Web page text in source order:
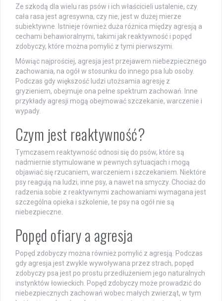
Ze szkodą dla wielu ras psów i ich właścicieli ustalenie, czy
cała rasa jest agresywna, czy nie, jest w dużej mierze
subiektywne. Istnieje również duża różnica między agresją a
cechami behawioralnymi, takimi jak reaktywność i popęd
zdobyczy, które można pomylić z tymi pierwszymi.
Mówiąc najprościej, agresja jest przejawem niebezpiecznego
zachowania, na ogół w stosunku do innego psa lub osoby.
Podczas gdy większość ludzi utożsamia agresję z
gryzieniem, obejmuje ona pełne spektrum zachowań. Inne
przykłady agresji mogą obejmować szczekanie, warczenie i
wypady.
Czym jest reaktywność?
Tymczasem reaktywność odnosi się do psów, które są
nadmiernie stymulowane w pewnych sytuacjach i mogą
objawiać się rzucaniem, warczeniem i szczekaniem. Niektóre
psy reagują na ludzi, inne psy, a nawet na smyczy. Chociaż do
radzenia sobie z reaktywnymi zachowaniami wymagana jest
szczególna opieka i szkolenie, te psy na ogół nie są
niebezpieczne.
Popęd ofiary a agresja
Popęd zdobyczy można również pomylić z agresją. Podczas
gdy agresja jest zwykle wywoływana przez strach, popęd
zdobyczy psa jest po prostu przedłużeniem jego naturalnych
instynktów łowieckich. Popęd zdobyczy może prowadzić do
niebezpiecznych zachowań wobec małych zwierząt, w tym